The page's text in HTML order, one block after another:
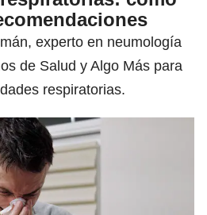
experto en neumología
de Salud y Algo Más para
respiratorias.